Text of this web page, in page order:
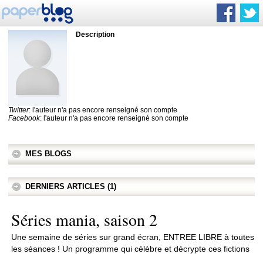
Description
Twitter: l'auteur n'a pas encore renseigné son compte
Facebook: l'auteur n'a pas encore renseigné son compte
MES BLOGS
DERNIERS ARTICLES (1)
Séries mania, saison 2
Une semaine de séries sur grand écran, ENTREE LIBRE à toutes
les séances ! Un programme qui célèbre et décrypte ces fictions